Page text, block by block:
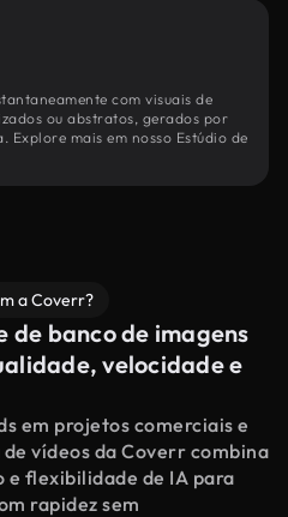
com visuais de
ou abstratos, gerados por
Explore mais em nosso Estúdio de
a Coverr?
de banco de imagens
velocidade e
em projetos comerciais e
vídeos da Coverr combina
flexibilidade de IA para
rapidez sem